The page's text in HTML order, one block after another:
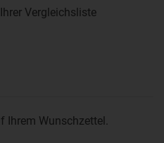
Vergleichsliste
Ihrem Wunschzettel.